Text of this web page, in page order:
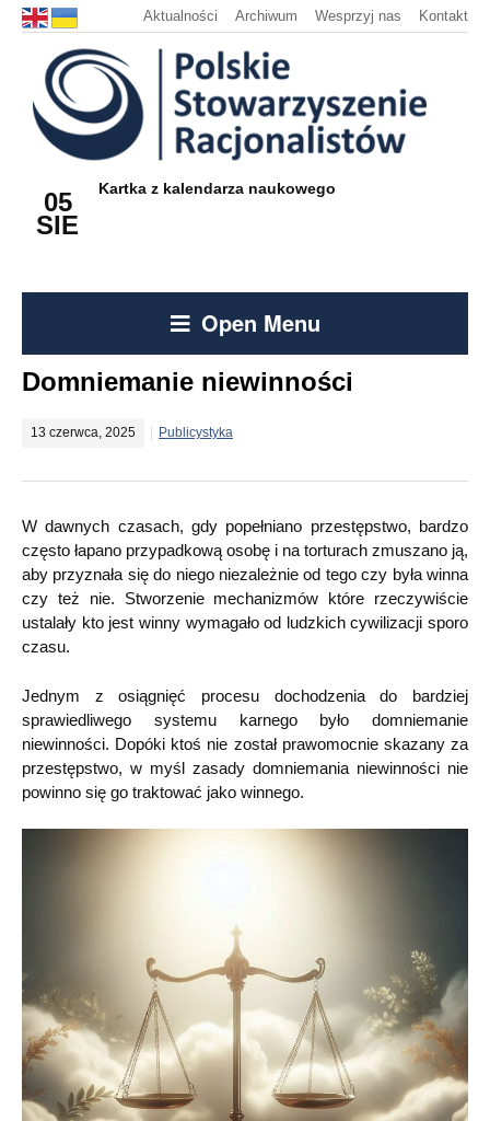
Aktualności Archiwum Wesprzyj nas Kontakt
05
SIE
Kartka z kalendarza naukowego
Open Menu
Domniemanie niewinności
13 czerwca, 2025 Publicystyka
W dawnych czasach, gdy popełniano przestępstwo, bardzo
często łapano przypadkową osobę i na torturach zmuszano ją,
aby przyznała się do niego niezależnie od tego czy była winna
czy też nie. Stworzenie mechanizmów które rzeczywiście
ustalały kto jest winny wymagało od ludzkich cywilizacji sporo
czasu.
Jednym z osiągnięć procesu dochodzenia do bardziej
sprawiedliwego systemu karnego było domniemanie
niewinności. Dopóki ktoś nie został prawomocnie skazany za
przestępstwo, w myśl zasady domniemania niewinności nie
powinno się go traktować jako winnego.